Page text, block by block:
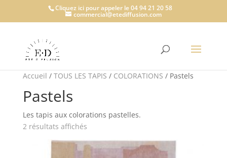
Cliquez ici pour appeler le 04 94 21 20 58
commercial@etediffusion.com
Accueil / TOUS LES TAPIS / COLORATIONS / Pastels
Pastels
Les tapis aux colorations pastelles.
2 résultats affichés